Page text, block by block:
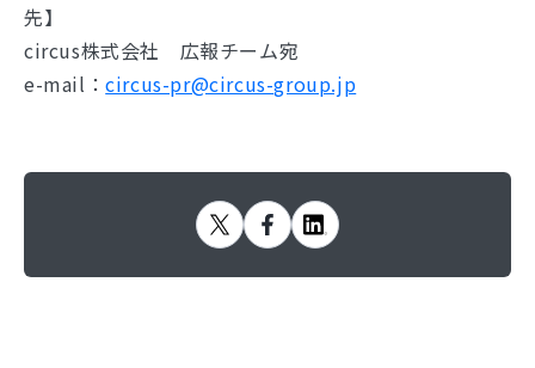
先】
circus株式会社 広報チーム宛
e-mail：circus-pr@circus-group.jp